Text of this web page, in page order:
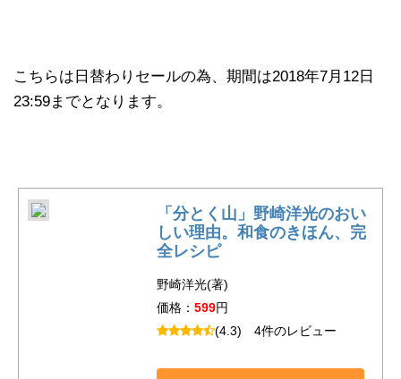
こちらは日替わりセールの為、期間は2018年7月12日
23:59までとなります。
「分とく山」野崎洋光のおい
しい理由。和食のきほん、完
全レシピ
野崎洋光(著)
価格： 599円
(4.3) 4件のレビュー